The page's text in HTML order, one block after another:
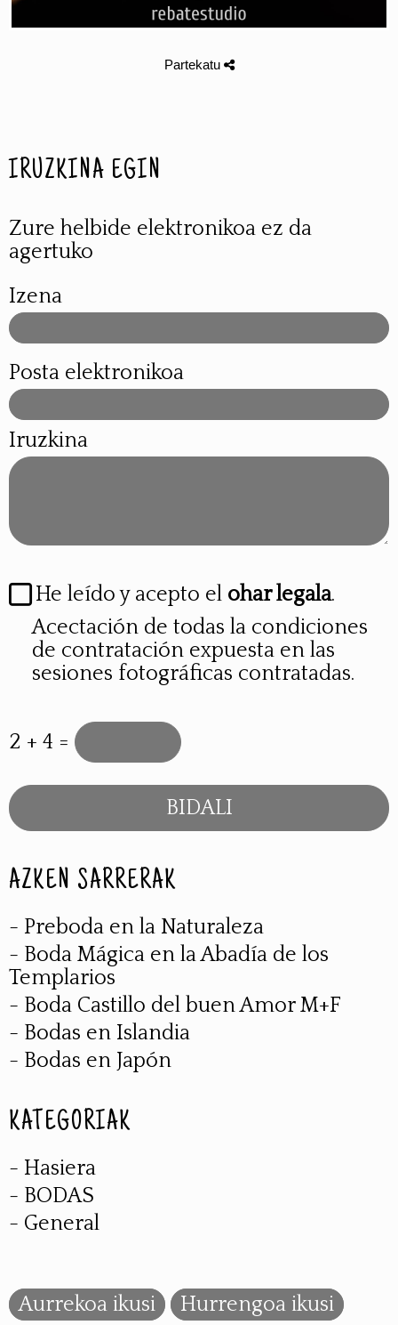
Partekatu
IRUZKINA EGIN
Zure helbide elektronikoa ez da
agertuko
Izena
Posta elektronikoa
Iruzkina
He leído y acepto el ohar legala.
Acectación de todas la condiciones
de contratación expuesta en las
sesiones fotográficas contratadas.
2 + 4 =
AZKEN SARRERAK
- Preboda en la Naturaleza
- Boda Mágica en la Abadía de los
Templarios
- Boda Castillo del buen Amor M+F
- Bodas en Islandia
- Bodas en Japón
KATEGORIAK
- Hasiera
- BODAS
- General
Aurrekoa ikusi Hurrengoa ikusi